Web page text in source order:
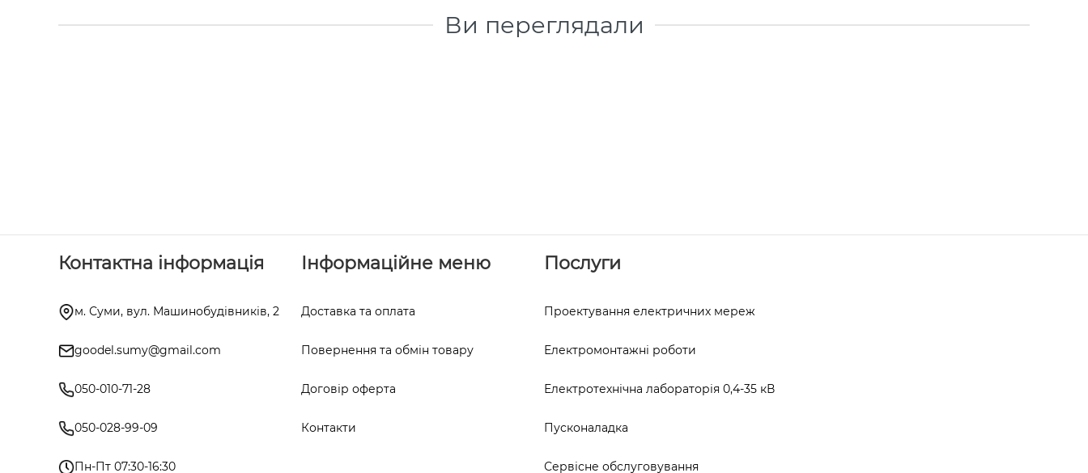
Ви переглядали
Контактна інформація
м. Суми, вул. Машинобудівників, 2
goodel.sumy@gmail.com
050-010-71-28
050-028-99-09
Пн-Пт 07:30-16:30
Інформаційне меню
Доставка та оплата
Повернення та обмін товару
Договір оферта
Контакти
Послуги
Проектування електричних мереж
Електромонтажні роботи
Електротехнічна лабораторія 0,4-35 кВ
Пусконаладка
Сервісне обслуговування